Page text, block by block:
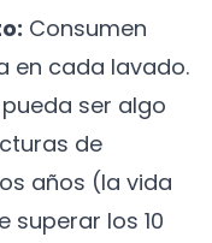
Consumen
en cada lavado.
ser algo
de
años (la vida
superar los 10